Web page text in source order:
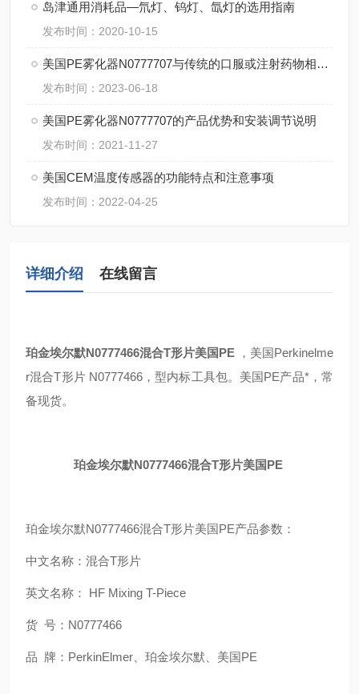
岛津通用消耗品—氘灯、钨灯、氙灯的选用指南
发布时间：2020-10-15
美国PE雾化器N0777707与传统的口服或注射药物相比有哪些优点？
发布时间：2023-06-18
美国PE雾化器N0777707的产品优势和安装调节说明
发布时间：2021-11-27
美国CEM温度传感器的功能特点和注意事项
发布时间：2022-04-25
详细介绍 在线留言
珀金埃尔默N0777466混合T形片美国PE ，美国Perkinelme
r混合T形片 N0777466，型内标工具包。美国PE产品*，常
备现货。
珀金埃尔默N0777466混合T形片美国PE
珀金埃尔默N0777466混合T形片美国PE产品参数：
中文名称：混合T形片
英文名称： HF Mixing T-Piece
货 号：N0777466
品 牌：PerkinElmer、珀金埃尔默、美国PE